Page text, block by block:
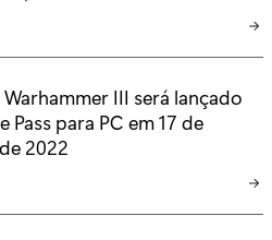
Warhammer III será lançado
Pass para PC em 17 de
2022